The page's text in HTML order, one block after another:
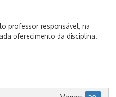
professor responsável, na
oferecimento da disciplina.